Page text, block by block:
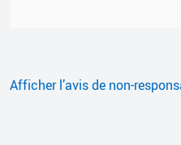
Afficher l’avis de non-